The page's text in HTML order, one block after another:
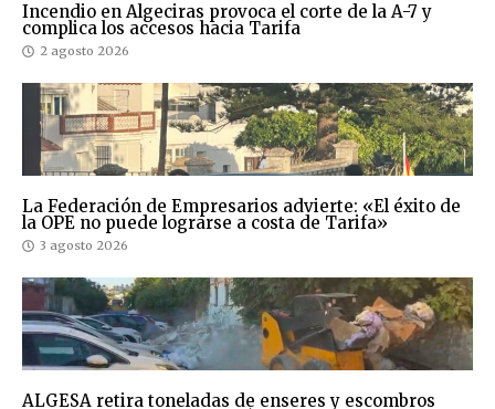
Incendio en Algeciras provoca el corte de la A-7 y
complica los accesos hacia Tarifa
2 agosto 2026
La Federación de Empresarios advierte: «El éxito de
la OPE no puede lograrse a costa de Tarifa»
3 agosto 2026
ALGESA retira toneladas de enseres y escombros